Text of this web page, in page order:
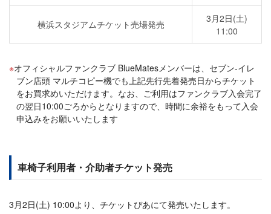
横浜スタジアムチケット売場発売
3月2日(土)
11:00
オフィシャルファンクラブ BlueMatesメンバーは、セブン-イレ
ブン店頭 マルチコピー機でも上記先行先着発売日からチケット
をお買求めいただけます。なお、ご利用はファンクラブ入会完了
の翌日10:00ごろからとなりますので、時間に余裕をもって入会
申込みをお願いいたします
車椅子利用者・介助者チケット発売
3月2日(土) 10:00より、チケットぴあにて発売いたします。